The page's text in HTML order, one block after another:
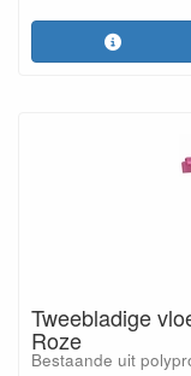
Tweebladige
Roze
Bestaande uit